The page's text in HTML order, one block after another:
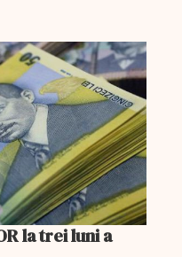
vineri, pe piaţa